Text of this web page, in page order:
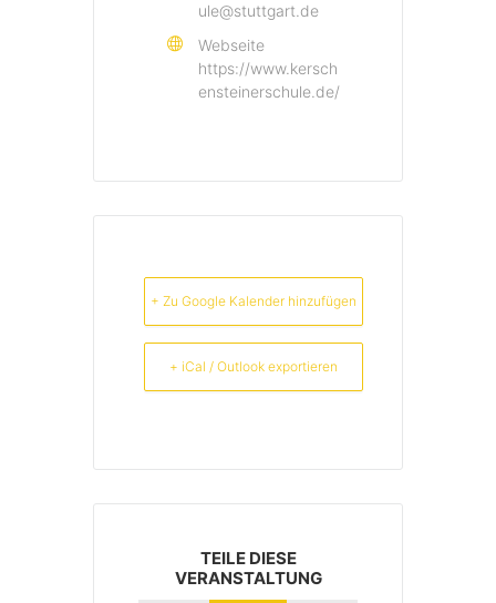
ule@stuttgart.de
Webseite
https://www.kersch
ensteinerschule.de/
+ Zu Google Kalender hinzufügen
+ iCal / Outlook exportieren
TEILE DIESE
VERANSTALTUNG